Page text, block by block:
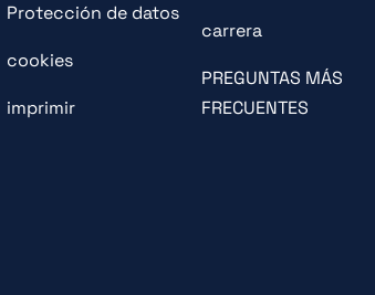
Protección de datos
cookies
imprimir
carrera
PREGUNTAS MÁS
FRECUENTES